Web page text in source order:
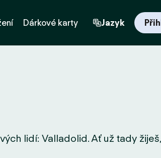
Dárkové karty Jazyk
lidí: Valladolid. Ať už tady